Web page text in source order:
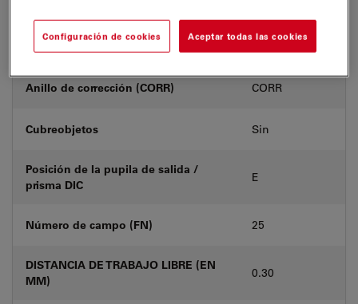
Número de producto
Anillo de corrección (CORR) CORR
Cubreobjetos Sin
Posición de la pupila de salida /
prisma DIC
E
Número de campo (FN) 25
DISTANCIA DE TRABAJO LIBRE (EN
MM)
0.30
Configuración de cookies Aceptar todas las cookies